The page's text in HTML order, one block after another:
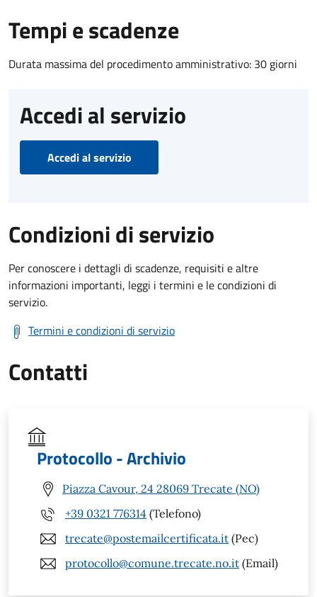
Tempi e scadenze
Durata massima del procedimento amministrativo: 30 giorni
Accedi al servizio
Accedi al servizio
Condizioni di servizio
Per conoscere i dettagli di scadenze, requisiti e altre
informazioni importanti, leggi i termini e le condizioni di
servizio.
Termini e condizioni di servizio
Contatti
Protocollo - Archivio
Piazza Cavour, 24 28069 Trecate (NO)
+39 0321 776314 (Telefono)
trecate@postemailcertificata.it (Pec)
protocollo@comune.trecate.no.it (Email)